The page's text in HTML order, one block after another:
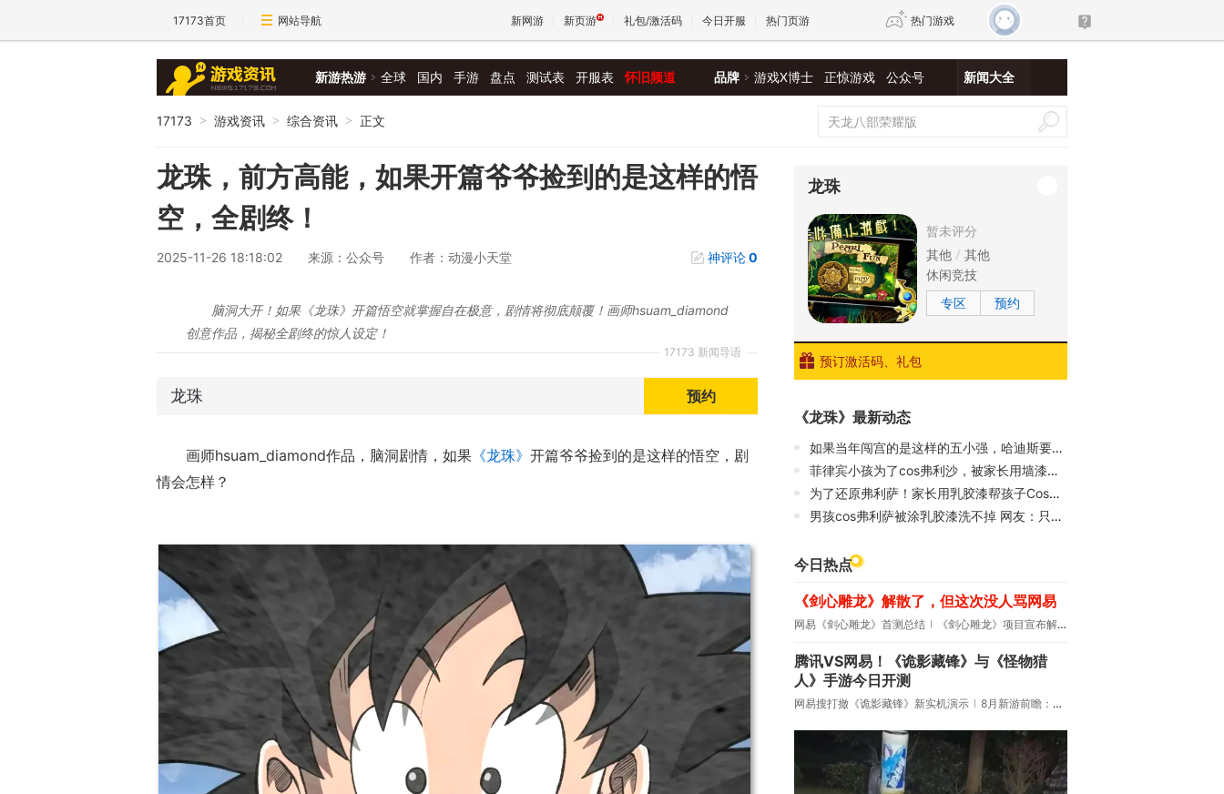
17173首页 网站导航 新网游 新页游 礼包/激活码 今日开服 热门页游 热门游戏
王权与自由 诛仙世界 新仙侠5
新游热游 全球 国内 手游 盘点 测试表 开服表 怀旧频道 品牌 游戏X博士 正惊游戏 公众号 新闻大全
17173 > 游戏资讯 > 综合资讯 > 正文
龙珠，前方高能，如果开篇爷爷捡到的是这样的悟
空，全剧终！
2025-11-26 18:18:02 来源：公众号 作者：动漫小天堂 神评论0
17173 新闻导语
脑洞大开！如果《龙珠》开篇悟空就掌握自在极意，剧情将彻底颠覆！画师hsuam_diamond
创意作品，揭秘全剧终的惊人设定！
龙珠 预约
画师hsuam_diamond作品，脑洞剧情，如果 《龙珠》 开篇爷爷捡到的是这样的悟空，剧
情会怎样？
龙珠
暂未评分
其他
其他
休闲竞技
专区
预约
预订激活码、礼包
《龙珠》最新动态
如果当年闯宫的是这样的五小强，哈迪斯要连夜删号跑路了
菲律宾小孩为了cos弗利沙，被家长用墙漆刷满全身：然后洗不掉了？
为了还原弗利萨！家长用乳胶漆帮孩子Cos弗利萨，结果完全洗不掉
男孩cos弗利萨被涂乳胶漆洗不掉 网友：只能靠龙珠了
今日热点
《剑心雕龙》解散了，但这次没人骂网易
网易《剑心雕龙》首测总结 《剑心雕龙》项目宣布解散
腾讯VS网易！《诡影藏锋》与《怪物猎
人》手游今日开测
网易搜打撤《诡影藏锋》新实机演示 8月新游前瞻：《诡秘之主》领衔